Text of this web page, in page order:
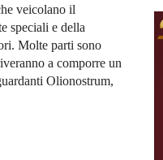
veicolano il
speciali e della
Molte parti sono
a comporre un
Olionostrum,